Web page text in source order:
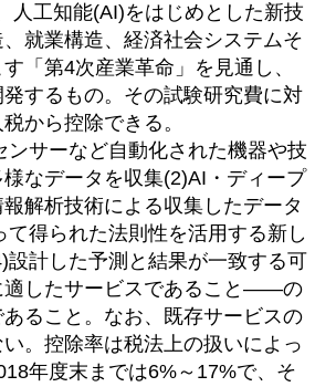
人工知能(AI)をはじめとした新技
就業構造、経済社会システムそ
「第4次産業革命」を見通し、
するもの。その試験研究費に対
から控除できる。
ンサーなど自動化された機器や技
なデータを収集(2)AI・ディープ
解析技術による収集したデータ
得られた法則性を活用する新し
設計した予測と結果が一致する可
適したサービスであること――の
ること。なお、既存サービスの
。控除率は税法上の扱いによっ
年度末までは6%～17%で、そ